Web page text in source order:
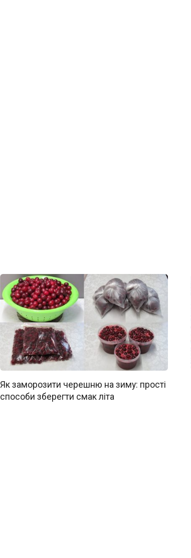
Як заморозити черешню на зиму: прості
способи зберегти смак літа